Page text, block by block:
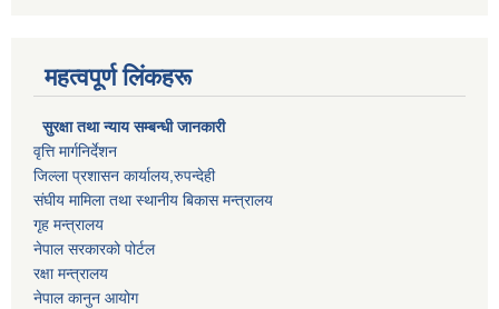
महत्वपूर्ण लिंकहरू
सुरक्षा तथा न्याय सम्बन्धी जानकारी
वृत्ति मार्गनिर्देशन
जिल्ला प्रशासन कार्यालय,रुपन्देही
संघीय मामिला तथा स्थानीय बिकास मन्त्रालय
गृह मन्त्रालय
नेपाल सरकारको पोर्टल
रक्षा मन्त्रालय
नेपाल कानुन आयोग